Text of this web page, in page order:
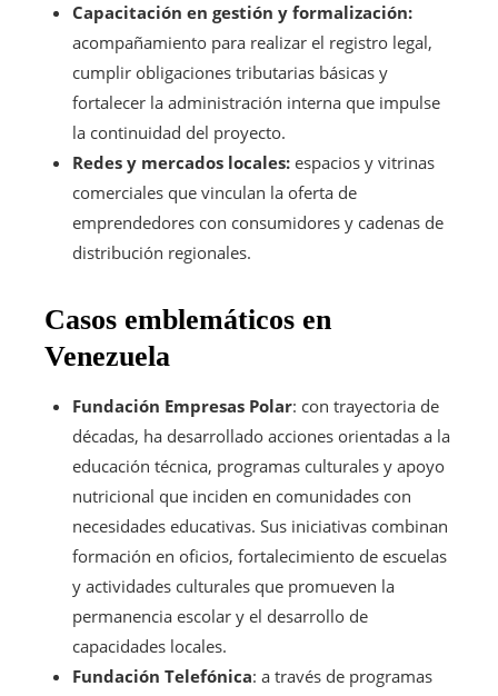
Capacitación en gestión y formalización:
acompañamiento para realizar el registro legal,
cumplir obligaciones tributarias básicas y
fortalecer la administración interna que impulse
la continuidad del proyecto.
Redes y mercados locales: espacios y vitrinas
comerciales que vinculan la oferta de
emprendedores con consumidores y cadenas de
distribución regionales.
Casos emblemáticos en
Venezuela
Fundación Empresas Polar: con trayectoria de
décadas, ha desarrollado acciones orientadas a la
educación técnica, programas culturales y apoyo
nutricional que inciden en comunidades con
necesidades educativas. Sus iniciativas combinan
formación en oficios, fortalecimiento de escuelas
y actividades culturales que promueven la
permanencia escolar y el desarrollo de
capacidades locales.
Fundación Telefónica: a través de programas